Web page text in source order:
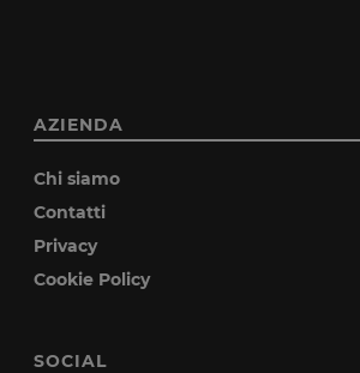
AZIENDA
Chi siamo
Contatti
Privacy
Cookie Policy
SOCIAL